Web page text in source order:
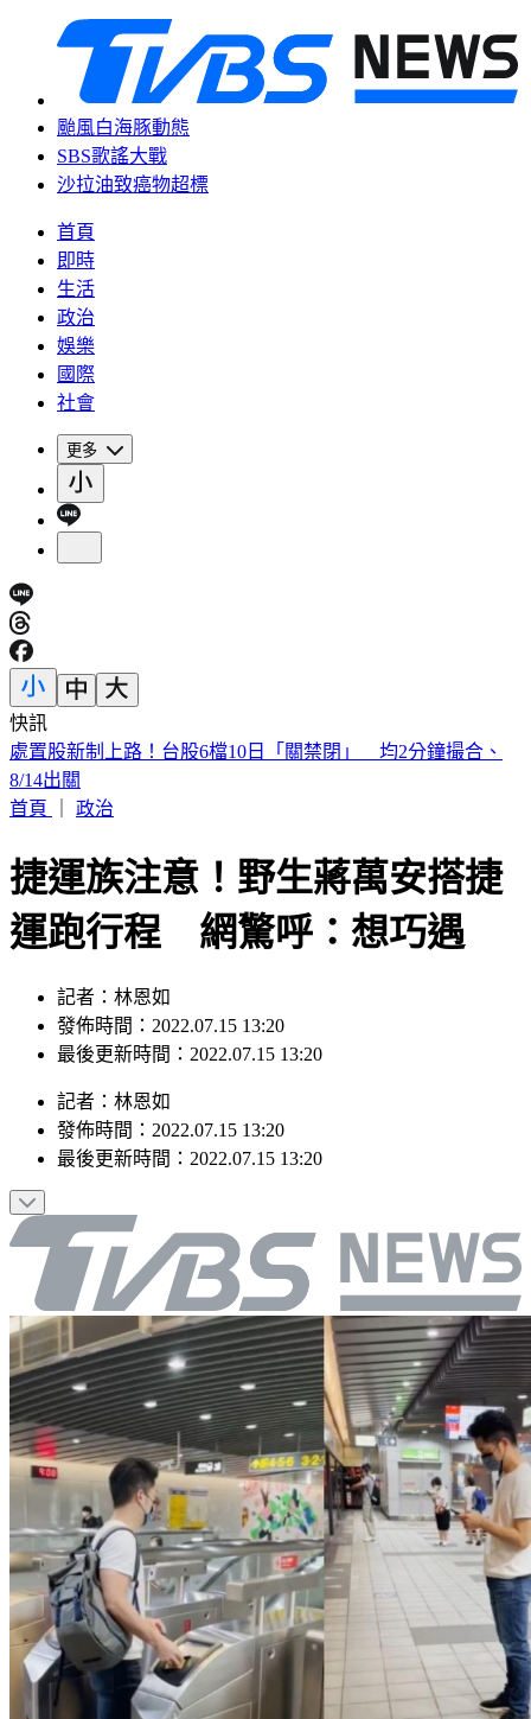
颱風白海豚動態
SBS歌謠大戰
沙拉油致癌物超標
首頁
即時
生活
政治
娛樂
國際
社會
更多
快訊
漢光Day3！模擬共軍襲擊 幻象2000「緊急升空」迎敵畫面
曝
首頁
政治
捷運族注意！野生蔣萬安搭捷
運跑行程 網驚呼：想巧遇
記者：林恩如
發佈時間：2022.07.15 13:20
最後更新時間：2022.07.15 13:20
記者 ： 林恩如
發佈時間： 2022.07.15 13:20
最後更新時間： 2022.07.15 13:20